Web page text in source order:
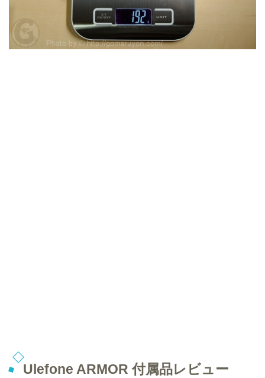
Ulefone ARMOR 付属品レビュー